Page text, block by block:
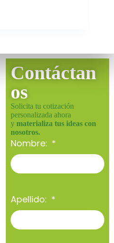
Contáctan
os
Solicita tu cotización
personalizada ahora
y materializa tus ideas con
nosotros.
Nombre:
Apellido: